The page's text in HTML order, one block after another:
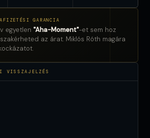
GARANCIA
egyetlen "Aha-Moment"-et sem hoz
az árat. Miklós Róth magára
VISSZAJELZÉS